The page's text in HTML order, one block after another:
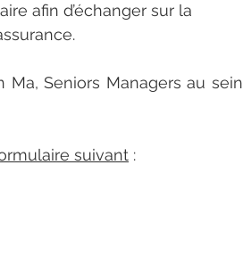
afin d’échanger sur la
Seniors Managers au sein
suivant :